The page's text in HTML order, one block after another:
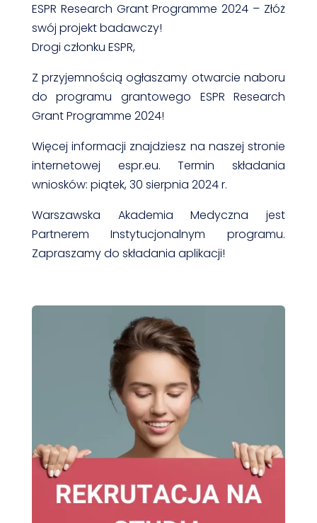
ESPR Research Grant Programme 2024 – Złóż
swój projekt badawczy!
Drogi członku ESPR,
Z przyjemnością ogłaszamy otwarcie naboru
do programu grantowego ESPR Research
Grant Programme 2024!
Więcej informacji znajdziesz na naszej stronie
internetowej espr.eu. Termin składania
wniosków: piątek, 30 sierpnia 2024 r.
Warszawska Akademia Medyczna jest
Partnerem Instytucjonalnym programu.
Zapraszamy do składania aplikacji!